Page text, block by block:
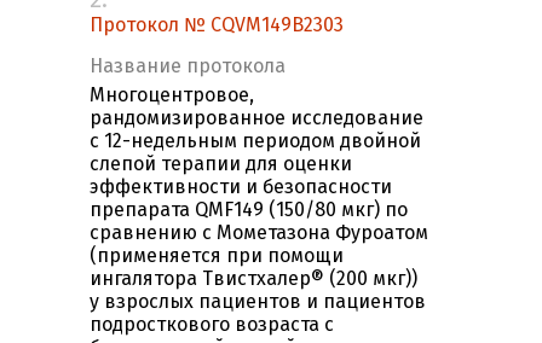
Протокол № CQVM149B2303
Название протокола
Многоцентровое,
рандомизированное исследование
с 12-недельным периодом двойной
слепой терапии для оценки
эффективности и безопасности
препарата QMF149 (150/80 мкг) по
сравнению c Мометазона Фуроатом
(применяется при помощи
ингалятора Твистхалер® (200 мкг))
у взрослых пациентов и пациентов
подросткового возраста с